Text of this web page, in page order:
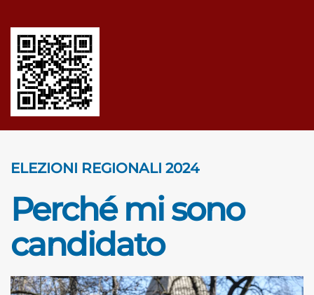
ELEZIONI REGIONALI 2024
Perché mi sono
candidato